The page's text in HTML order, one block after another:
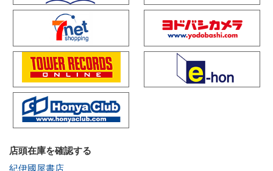
店頭在庫を確認する
紀伊國屋書店